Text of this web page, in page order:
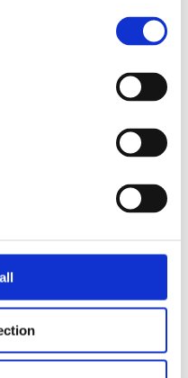
De skal arbejde
når de skal komme